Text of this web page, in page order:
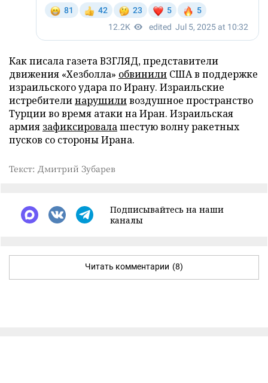
Как писала газета ВЗГЛЯД, представители
движения «Хезболла» обвинили США в поддержке
израильского удара по Ирану. Израильские
истребителинарушиливоздушное пространство
Турции во время атаки на Иран. Израильская
армия зафиксировалашестую волну ракетных
пусков со стороны Ирана.
Текст: Дмитрий Зубарев
Подписывайтесь на наши
каналы
Читать комментарии (8)